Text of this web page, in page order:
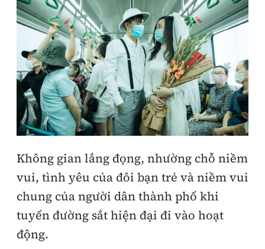
Không gian lắng đọng, nhường chỗ niềm
vui, tình yêu của đôi bạn trẻ và niềm vui
chung của người dân thành phố khi
tuyến đường sắt hiện đại đi vào hoạt
động.